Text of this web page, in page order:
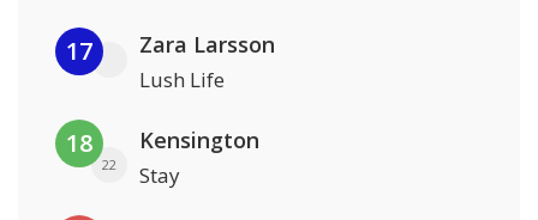
17 Zara Larsson
Lush Life
18
22
Kensington
Stay